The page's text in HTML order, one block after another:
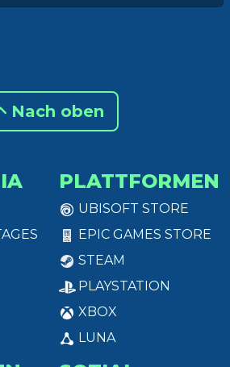
Nach oben
PLATTFORMEN
UBISOFT STORE
EPIC GAMES STORE
STEAM
PLAYSTATION
XBOX
LUNA